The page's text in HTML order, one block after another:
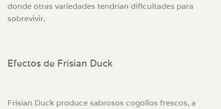
donde otras variedades tendrían dificultades para
sobrevivir.
Efectos de Frisian Duck
Frisian Duck produce sabrosos cogollos frescos, a